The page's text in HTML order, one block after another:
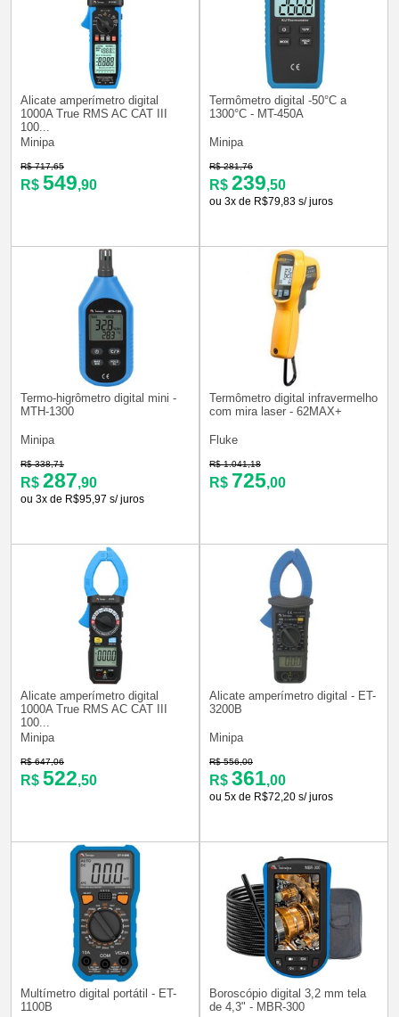
Alicate amperímetro digital
1000A True RMS AC CAT III
100...
Minipa
R$ 717,65
R$ 549,90
Termômetro digital -50°C a
1300°C - MT-450A
Minipa
R$ 281,76
R$ 239,50
ou 3x de R$79,83 s/ juros
Termo-higrômetro digital mini -
MTH-1300
Minipa
R$ 338,71
R$ 287,90
ou 3x de R$95,97 s/ juros
Termômetro digital infravermelho
com mira laser - 62MAX+
Fluke
R$ 1.041,18
R$ 725,00
Alicate amperímetro digital
1000A True RMS AC CAT III
100...
Minipa
R$ 647,06
R$ 522,50
Alicate amperímetro digital - ET-
3200B
Minipa
R$ 556,00
R$ 361,00
ou 5x de R$72,20 s/ juros
Multímetro digital portátil - ET-
1100B
Boroscópio digital 3,2 mm tela
de 4,3" - MBR-300